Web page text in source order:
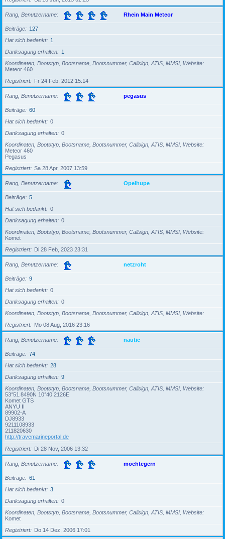
Rang, Benutzername Rhein Main Meteor
Beiträge
127
Hat sich bedankt
1
Danksagung erhalten
1
Koordinaten, Bootstyp, Bootsname, Bootsnummer, Callsign, ATIS, MMSI, Website
Meteor 460
Registriert
Fr 24 Feb, 2012 15:14
Rang, Benutzername pegasus
Beiträge
60
Hat sich bedankt
0
Danksagung erhalten
0
Koordinaten, Bootstyp, Bootsname, Bootsnummer, Callsign, ATIS, MMSI, Website
Meteor 460
Pegasus
Registriert
Sa 28 Apr, 2007 13:59
Rang, Benutzername Opelhupe
Beiträge
5
Hat sich bedankt
0
Danksagung erhalten
0
Koordinaten, Bootstyp, Bootsname, Bootsnummer, Callsign, ATIS, MMSI, Website
Komet
Registriert
Di 28 Feb, 2023 23:31
Rang, Benutzername netzroht
Beiträge
9
Hat sich bedankt
0
Danksagung erhalten
0
Koordinaten, Bootstyp, Bootsname, Bootsnummer, Callsign, ATIS, MMSI, Website
Registriert
Mo 08 Aug, 2016 23:16
Rang, Benutzername nautic
Beiträge
74
Hat sich bedankt
28
Danksagung erhalten
9
Koordinaten, Bootstyp, Bootsname, Bootsnummer, Callsign, ATIS, MMSI, Website
53°51.8490N 10°40.2126E
Komet GTS
ANYU II
89902-A
DJ8933
9211108933
211820630
http://travemarineportal.de
Registriert
Di 28 Nov, 2006 13:32
Rang, Benutzername möchtegern
Beiträge
61
Hat sich bedankt
3
Danksagung erhalten
0
Koordinaten, Bootstyp, Bootsname, Bootsnummer, Callsign, ATIS, MMSI, Website
Komet
Registriert
Do 14 Dez, 2006 17:01